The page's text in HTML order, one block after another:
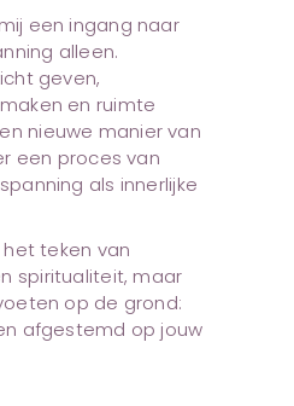
een ingang naar
alleen.
geven,
en ruimte
nieuwe manier van
een proces van
als innerlijke
het teken van
spiritualiteit, maar
op de grond:
afgestemd op jouw